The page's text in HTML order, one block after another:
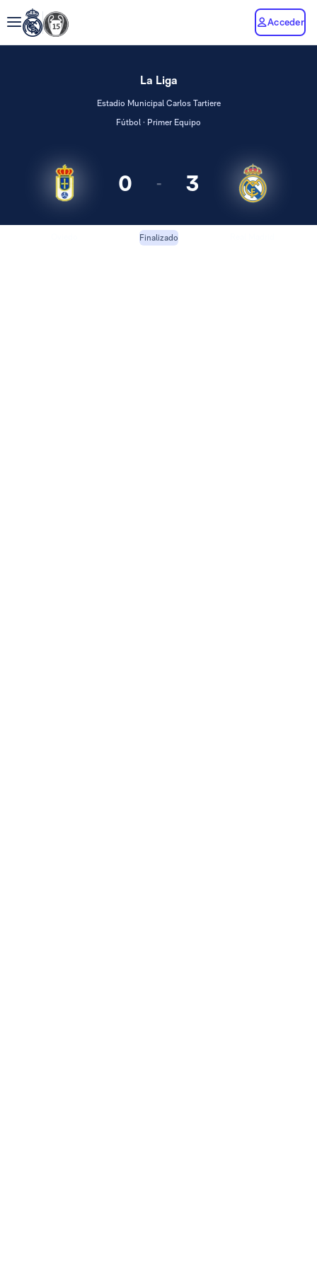
Acceder
La Liga
Estadio Municipal Carlos Tartiere
Fútbol · Primer Equipo
0 - 3
Finalizado